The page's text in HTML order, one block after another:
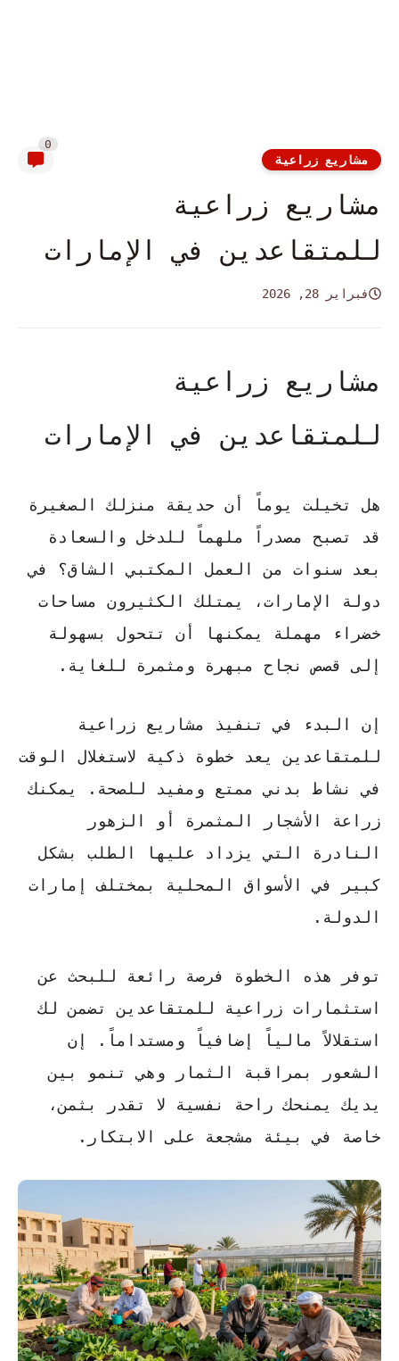
مشاريع زراعية
0
مشاريع زراعية
للمتقاعدين في الإمارات
فبراير 28, 2026
مشاريع زراعية
للمتقاعدين في الإمارات
هل تخيلت يوماً أن حديقة منزلك الصغيرة
قد تصبح مصدراً ملهماً للدخل والسعادة
بعد سنوات من العمل المكتبي الشاق؟ في
دولة الإمارات، يمتلك الكثيرون مساحات
خضراء مهملة يمكنها أن تتحول بسهولة
إلى قصص نجاح مبهرة ومثمرة للغاية.
إن البدء في تنفيذ مشاريع زراعية
للمتقاعدينيعد خطوة ذكية لاستغلال الوقت
في نشاط بدني ممتع ومفيد للصحة. يمكنك
زراعة الأشجار المثمرة أو الزهور
النادرة التي يزداد عليها الطلب بشكل
كبير في الأسواق المحلية بمختلف إمارات
الدولة.
توفر هذه الخطوة فرصة رائعة للبحث عن
استثمارات زراعية للمتقاعدينتضمن لك
استقلالاً مالياً إضافياً ومستداماً.
إن
الشعور بمراقبة الثمار وهي تنمو بين
يديك يمنحك راحة نفسية لا تقدر بثمن،
خاصة في بيئة مشجعة على الابتكار.